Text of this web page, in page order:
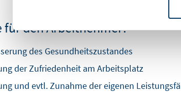
für den Arbeitnehmer:
des Gesundheitszustandes
der Zufriedenheit am Arbeitsplatz
und evtl. Zunahme der eigenen